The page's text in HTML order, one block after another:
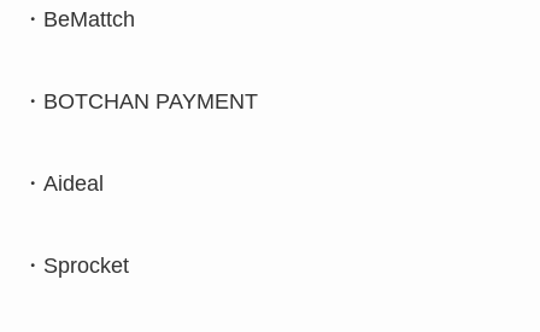
・ BeMattch
・ BOTCHAN PAYMENT
・ Aideal
・ Sprocket